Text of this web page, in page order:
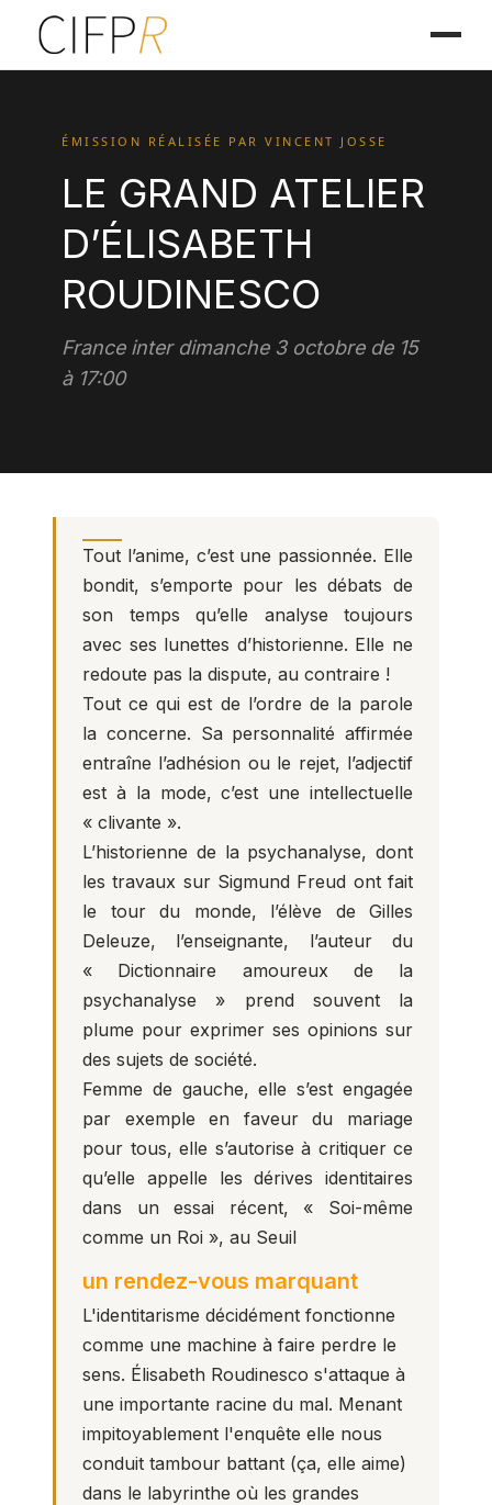
ÉMISSION RÉALISÉE PAR VINCENT JOSSE
LE GRAND ATELIER
D’ÉLISABETH
ROUDINESCO
France inter dimanche 3 octobre de 15
à 17:00
Tout l’anime, c’est une passionnée. Elle
bondit, s’emporte pour les débats de
son temps qu’elle analyse toujours
avec ses lunettes d’historienne. Elle ne
redoute pas la dispute, au contraire !
Tout ce qui est de l’ordre de la parole
la concerne. Sa personnalité affirmée
entraîne l’adhésion ou le rejet, l’adjectif
est à la mode, c’est une intellectuelle
« clivante ».
L’historienne de la psychanalyse, dont
les travaux sur Sigmund Freud ont fait
le tour du monde, l’élève de Gilles
Deleuze, l’enseignante, l’auteur du
« Dictionnaire amoureux de la
psychanalyse » prend souvent la
plume pour exprimer ses opinions sur
des sujets de société.
Femme de gauche, elle s’est engagée
par exemple en faveur du mariage
pour tous, elle s’autorise à critiquer ce
qu’elle appelle les dérives identitaires
dans un essai récent, « Soi-même
comme un Roi », au Seuil
un rendez-vous marquant
L'identitarisme décidément fonctionne
comme une machine à faire perdre le
sens. Élisabeth Roudinesco s'attaque à
une importante racine du mal. Menant
impitoyablement l'enquête elle nous
conduit tambour battant (ça, elle aime)
dans le labyrinthe où les grandes